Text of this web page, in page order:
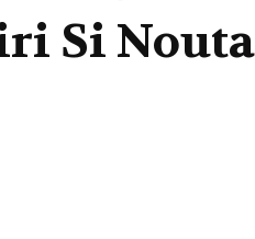
Si